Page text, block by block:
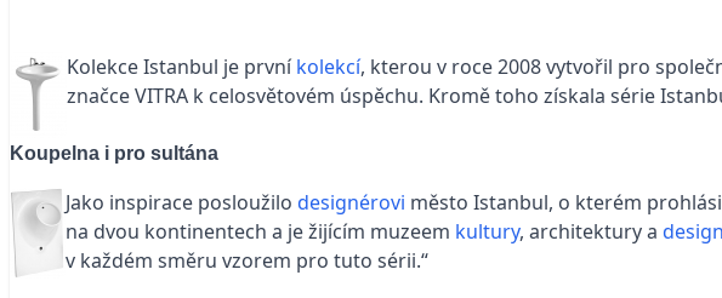
Kolekce Istanbul je prvníkolekcí, kterou v roce 2008 vytvořil pro
značce VITRA k celosvětovém úspěchu. Kromě toho získala série
Koupelna i pro sultána
Jako inspirace posloužilo designérovi město Istanbul, o kterém
na dvou kontinentech a je žijícím muzeem kultury, architektury a
v každém směru vzorem pro tuto sérii.“